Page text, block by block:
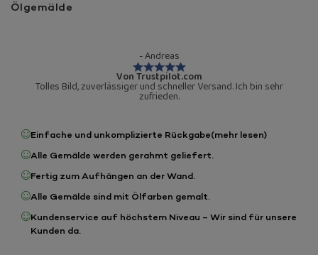
Ölgemälde
- Andreas
Von Trustpilot.com
Tolles Bild, zuverlässiger und schneller Versand. Ich bin sehr
zufrieden.
Einfache und unkomplizierte Rückgabe(mehr lesen)
Alle Gemälde werden gerahmt geliefert.
Fertig zum Aufhängen an der Wand.
Alle Gemälde sind mit Ölfarben gemalt.
Kundenservice auf höchstem Niveau – Wir sind für unsere
Kunden da.